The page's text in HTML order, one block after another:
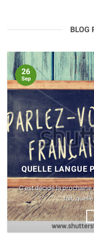
BLOG
QUELLE LANGUE
C’est décidé la
fait,
26
Sep